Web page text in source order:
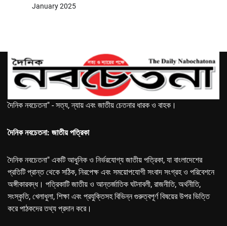
January 2025
দৈনিক নবচেতনা" - সত্য, ন্যায় এবং জাতীয় চেতনার ধারক ও বাহক।
দৈনিক নবচেতনা: জাতীয় পত্রিকা
দৈনিক নবচেতনা" একটি আধুনিক ও নির্ভরযোগ্য জাতীয় পত্রিকা, যা বাংলাদেশের
প্রতিটি প্রান্ত থেকে সঠিক, নিরপেক্ষ এবং সময়োপযোগী সংবাদ সংগ্রহ ও পরিবেশনে
অঙ্গীকারবদ্ধ। পত্রিকাটি জাতীয় ও আন্তর্জাতিক ঘটনাবলী, রাজনীতি, অর্থনীতি,
সংস্কৃতি, খেলাধুলা, শিক্ষা এবং প্রযুক্তিসহ বিভিন্ন গুরুত্বপূর্ণ বিষয়ের উপর ভিত্তি
করে পাঠকদের তথ্য প্রদান করে।